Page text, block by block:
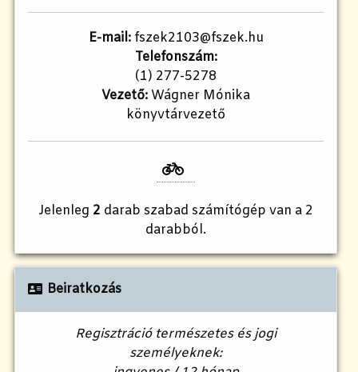
E-mail:fszek2103@fszek.hu​
Telefonszám:
(1) 277-5278
Vezető: Wágner Mónika
könyvtárvezető
Jelenleg 2 darab szabad számítógép van a 2
darabból.
Beiratkozás
Regisztráció természetes és jogi
személyeknek: